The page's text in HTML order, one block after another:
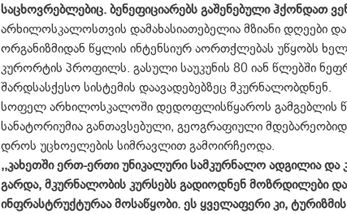
საცხოვრებლებიც. ბენეფიციარებს გაშენებული ჰქონდათ
არხილოსკალოსთვის დამახასიათებელია მზიანი დღეები
ორგანიზმიდან წყლის ინტენსიურ აორთქლებას უწყობს
კურორტის პროფილს. გასული საუკუნის 80 იან წლებში
შარდსასქესო სისტემის დაავადებებზეც მკურნალობდნენ.
სოფელ არხილოსკალოში დედოფლისწყაროს გამგებლის
სანატორიუმია განთავსებული, გეოგრაფიული
დროს უცხოელების სიმრავლით გამოირჩეოდა.
,,კახეთში ერთ-ერთი უნიკალური სამკურნალო ადგილია და
გარდა, მკურნალობის კურსებს გადიოდნენ მოზრდილები
ინფრასტრუქტურაა მოსაწყობი. ეს ყველაფერი კი,